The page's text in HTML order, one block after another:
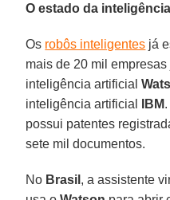
O estado da
Os robôs inteligentes já
mais de 20 mil
inteligência artificial
inteligência artificial
IBM
possui patentes
sete mil documentos.
No Brasil , a assistente